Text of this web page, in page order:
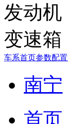
发动机
变速箱
车系首页参数配置
南宁
首页